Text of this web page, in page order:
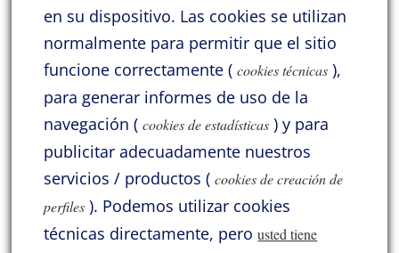
Categorías
Acoustic Signature Acrolink Atlas Audio Solutions
Benz Micro Cayin General Hana HiDiamond
KLH Lyritech Cables
Lyritech Loudspeakers Moonriver Pass Labs ProAc
SME Solid Tech Sorane Thivan Varios
en su dispositivo. Las cookies se utilizan
normalmente para permitir que el sitio
funcione correctamente (cookies técnicas ),
para generar informes de uso de la
navegación (cookies de estadísticas ) y para
publicitar adecuadamente nuestros
servicios / productos (cookies de creación de
perfiles ). Podemos utilizar cookies
técnicas directamente, perousted tiene